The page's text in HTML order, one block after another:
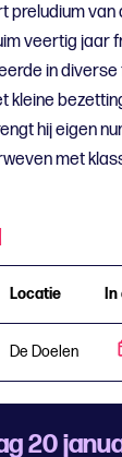
preludium
veertig jaar
in
kleine
hij eigen
met
Locatie
De Doelen
20